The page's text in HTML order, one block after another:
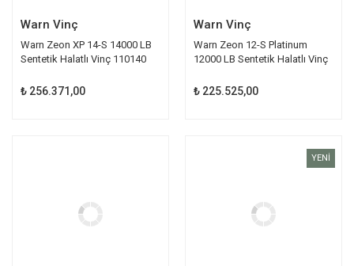
Warn Vinç
Warn Zeon XP 14-S 14000 LB
Sentetik Halatlı Vinç 110140
₺ 256.371,00
Warn Vinç
Warn Zeon 12-S Platinum
12000 LB Sentetik Halatlı Vinç
₺ 225.525,00
YENİ